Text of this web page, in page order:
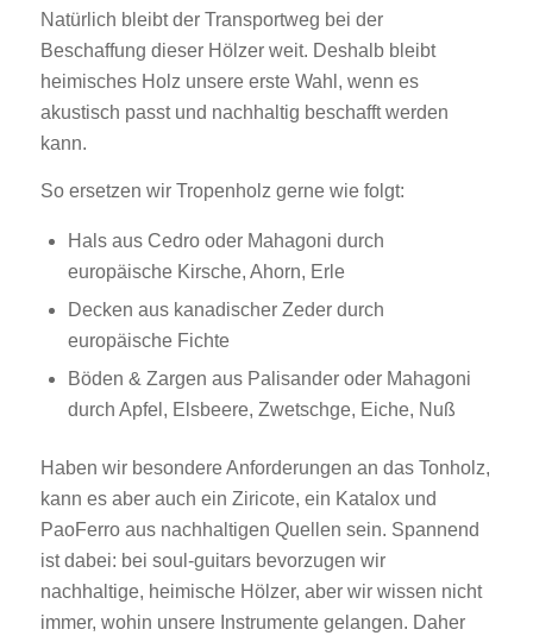
Natürlich bleibt der Transportweg bei der
Beschaffung dieser Hölzer weit. Deshalb bleibt
heimisches Holz unsere erste Wahl, wenn es
akustisch passt und nachhaltig beschafft werden
kann.
So ersetzen wir Tropenholz gerne wie folgt:
Hals aus Cedro oder Mahagoni durch
europäische Kirsche, Ahorn, Erle
Decken aus kanadischer Zeder durch
europäische Fichte
Böden & Zargen aus Palisander oder Mahagoni
durch Apfel, Elsbeere, Zwetschge, Eiche, Nuß
Haben wir besondere Anforderungen an das Tonholz,
kann es aber auch ein Ziricote, ein Katalox und
PaoFerro aus nachhaltigen Quellen sein. Spannend
ist dabei: bei soul-guitars bevorzugen wir
nachhaltige, heimische Hölzer, aber wir wissen nicht
immer, wohin unsere Instrumente gelangen. Daher